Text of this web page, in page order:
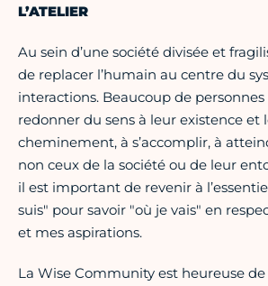
L’ATELIER
Au sein d’une société divisée et
de replacer l’humain au centre du
interactions. Beaucoup de
redonner du sens à leur existence et
cheminement, à s’accomplir, à
non ceux de la société ou de leur
il est important de revenir à
suis" pour savoir "où je vais" en
et mes aspirations.
La Wise Community est heureuse